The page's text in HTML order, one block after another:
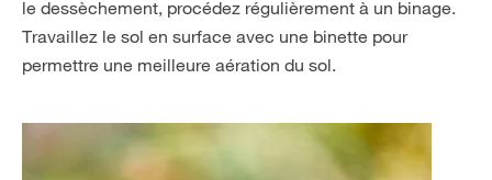
le dessèchement, procédez régulièrement à un binage.
Travaillez le sol en surface avec une binette pour
permettre une meilleure aération du sol.